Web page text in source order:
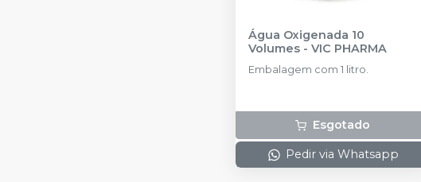
Água Oxigenada 10
Volumes - VIC PHARMA
Embalagem com 1 litro.
Esgotado
Pedir via Whatsapp